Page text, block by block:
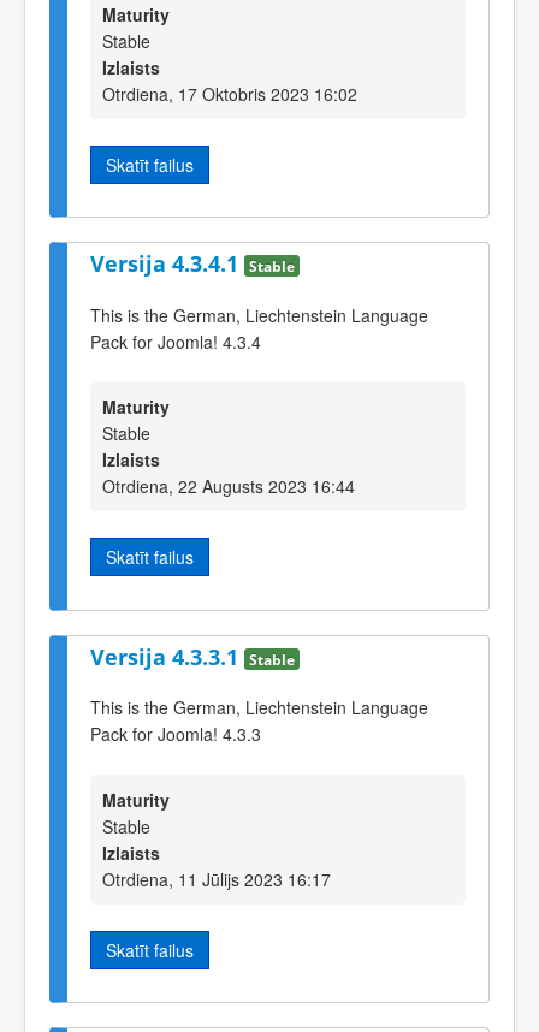
Maturity
Stable
Izlaists
Otrdiena, 17 Oktobris 2023 16:02
Skatīt failus
Versija 4.3.4.1 Stable
This is the German, Liechtenstein Language
Pack for Joomla! 4.3.4
Maturity
Stable
Izlaists
Otrdiena, 22 Augusts 2023 16:44
Skatīt failus
Versija 4.3.3.1 Stable
This is the German, Liechtenstein Language
Pack for Joomla! 4.3.3
Maturity
Stable
Izlaists
Otrdiena, 11 Jūlijs 2023 16:17
Skatīt failus